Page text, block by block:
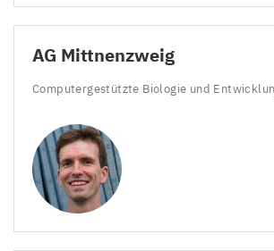
AG Mittnenzweig
Computergestützte Biologie und